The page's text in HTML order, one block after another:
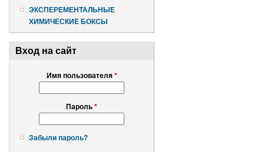
ЭКСПЕРЕМЕНТАЛЬНЫЕ
ХИМИЧЕСКИЕ БОКСЫ
Вход на сайт
Имя пользователя *
Пароль *
Забыли пароль?